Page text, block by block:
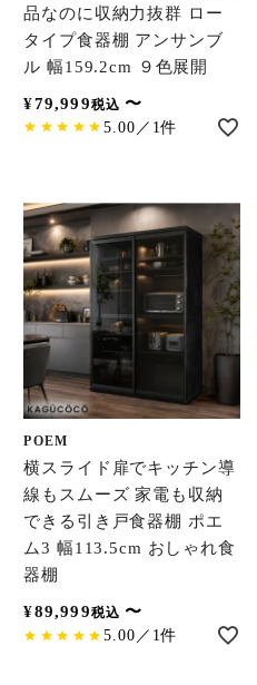
品なのに収納力抜群 ロー
タイプ食器棚 アンサンブ
ル 幅159.2cm ９色展開
¥79,999税込 〜
5.00／1件
POEM
横スライド扉でキッチン導
線もスムーズ 家電も収納
できる引き戸食器棚 ポエ
ム3 幅113.5cm おしゃれ食
器棚
¥89,999税込 〜
5.00／1件